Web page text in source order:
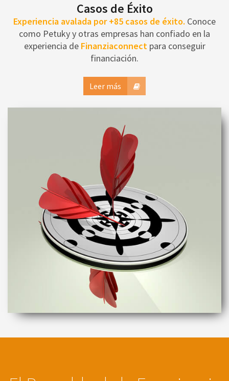
Casos de Éxito
Experiencia avalada por +85 casos de éxito. Conoce
como Petuky y otras empresas han confiado en la
experiencia de Finanziaconnectpara conseguir
financiación.
Leer más